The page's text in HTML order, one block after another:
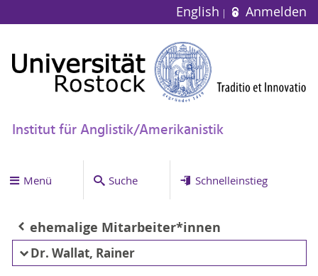
English Anmelden
Institut für Anglistik/Amerikanistik
Menü Suche Schnelleinstieg
ehemalige Mitarbeiter*innen
Dr. Wallat, Rainer